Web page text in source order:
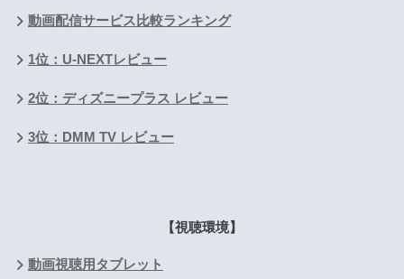
動画配信サービス比較ランキング
1位：U-NEXTレビュー
2位：ディズニープラス レビュー
3位：DMM TV レビュー
【視聴環境】
動画視聴用タブレット